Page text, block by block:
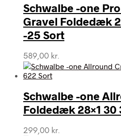
Schwalbe -one
Gravel Foldedæk
-25 Sort
589,00 kr.
Schwalbe -one
Foldedæk 28×1 30
299,00 kr.